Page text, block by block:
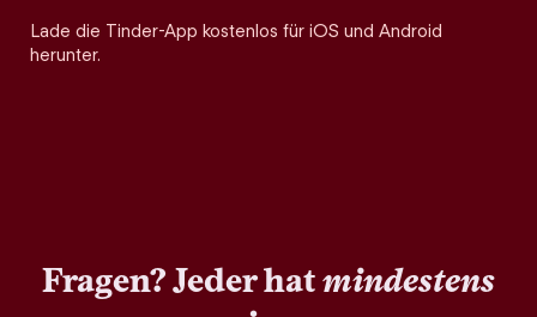
Lade die Tinder-App kostenlos für iOS und Android
herunter.
Fragen? Jeder hatmindestens